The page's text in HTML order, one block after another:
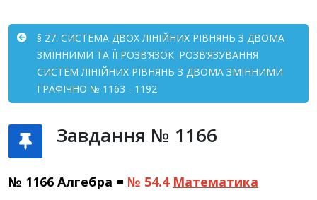
§ 27. СИСТЕМА ДВОХ ЛІНІЙНИХ РІВНЯНЬ З ДВОМА
ЗМІННИМИ ТА ЇЇ РОЗВ’ЯЗОК. РОЗВ’ЯЗУВАННЯ
СИСТЕМ ЛІНІЙНИХ РІВНЯНЬ З ДВОМА ЗМІННИМИ
ГРАФІЧНО № 1163 - 1192
Завдання № 1166
№ 1166 Алгебра = № 54.4 Математика